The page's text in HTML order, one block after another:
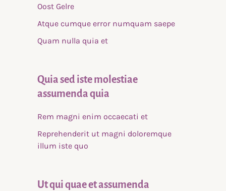
Oost Gelre
Atque cumque error numquam saepe
Quam nulla quia et
Quia sed iste molestiae
assumenda quia
Rem magni enim occaecati et
Reprehenderit ut magni doloremque
illum iste quo
Ut qui quae et assumenda